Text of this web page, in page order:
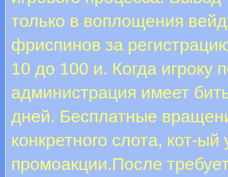
только в воплощения
фриспинов за
10 до 100 и. Когда игроку
администрация имеет
дней. Бесплатные
конкретного слота, кот-
промоакции.После